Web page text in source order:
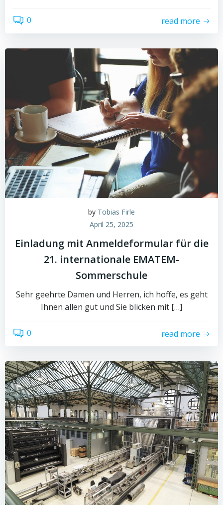
0 read more
by Tobias Firle
April 25, 2025
Einladung mit Anmeldeformular für die
21. internationale EMATEM-
Sommerschule
Sehr geehrte Damen und Herren, ich hoffe, es geht
Ihnen allen gut und Sie blicken mit […]
0 read more